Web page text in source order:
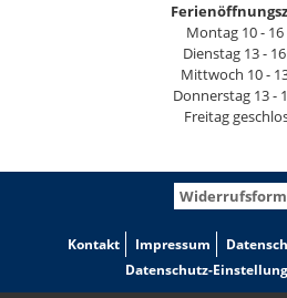
Montag 10 -
Dienstag 13 -
Mittwoch 10 -
Donnerstag 13 -
Freitag
Kontakt Impressum
Datenschutz-